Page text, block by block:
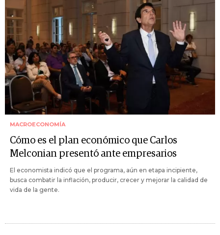
MACROECONOMÍA
Cómo es el plan económico que Carlos
Melconian presentó ante empresarios
El economista indicó que el programa, aún en etapa incipiente,
busca combatir la inflación, producir, crecer y mejorar la calidad de
vida de la gente.